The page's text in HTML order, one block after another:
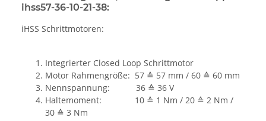
ihss57-36-10-21-38:
iHSS Schrittmotoren:
Integrierter Closed Loop Schrittmotor
Motor Rahmengröße: 57 ≙ 57 mm / 60 ≙ 60 mm
Nennspannung: 36 ≙ 36 V
Haltemoment: 10 ≙ 1 Nm / 20 ≙ 2 Nm /
30 ≙ 3 Nm